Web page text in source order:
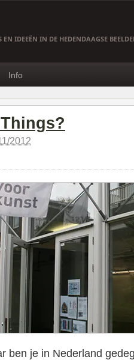
IDEEËN IN DE HEDENDAAGSE
Info
2012
ben je in Nederland